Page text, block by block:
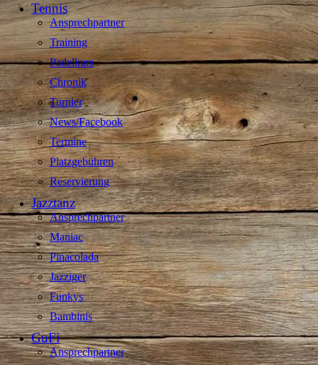
Tennis
Ansprechpartner
Training
Padelkurs
Chronik
Turnier
News/Facebook
Termine
Platzgebühren
Reservierung
Jazztanz
Ansprechpartner
Maniac
Pinacolada
Jazziger
Funkys
Bambinis
GuFi
Ansprechpartner